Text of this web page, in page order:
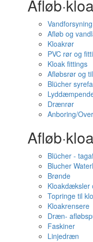
Vandforsyning
Afløb og
Kloakrør
PVC rør og
Kloak fittings
Afløbsrør og
Blücher
Drænrør
Anboring/
Blücher -
Blucher
Brønde
Kloakdæksler
Topringe til
Kloakrensere
Dræn-
Faskiner
Linjedræn